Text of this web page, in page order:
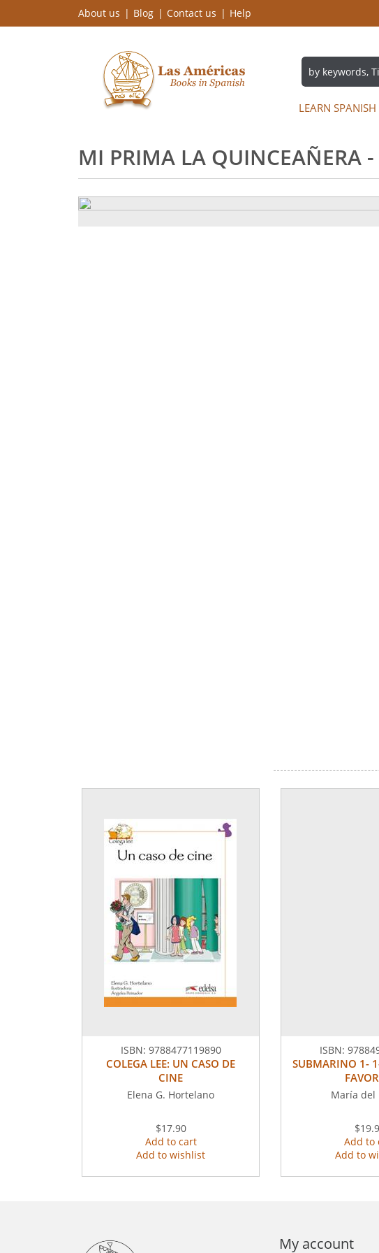
About us Blog Contact us Help
LEARN SPANISH
MI PRIMA LA QUINCEAÑERA
ISBN: 9788477119890
COLEGA LEE: UN CASO DE
CINE
Elena G. Hortelano
$17.90
Add to cart
Add to wishlist
ISBN:
SUBMARINO 1-
María del
Add to
Add to
My account